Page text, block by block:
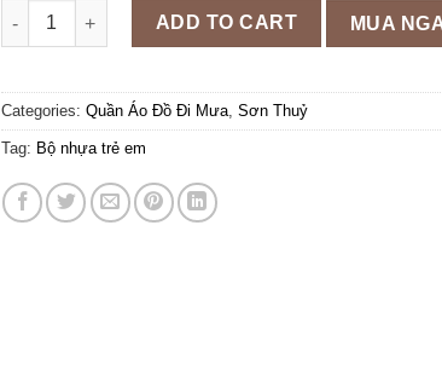
Áo mưa bộ trẻ em Sơn Thủy, bộ áo mưa cho bé
ADD TO CART MUA
Categories: Quần Áo Đồ Đi Mưa, Sơn Thuỷ
Tag: Bộ nhựa trẻ em